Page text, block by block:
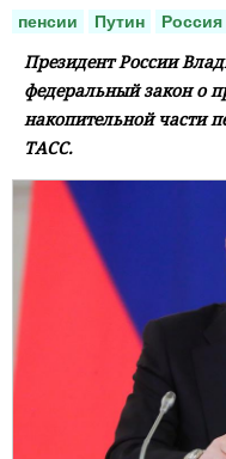
пенсии Путин Россия
Президент России
федеральный закон о
накопительной части
ТАСС.